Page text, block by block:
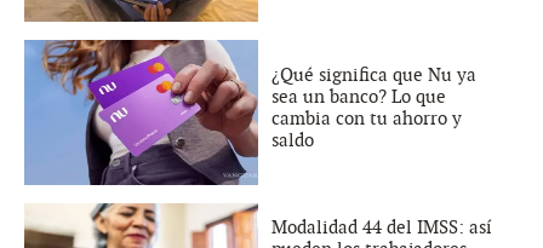
¿Qué significa que Nu ya
sea un banco? Lo que
cambia con tu ahorro y
saldo
Modalidad 44 del IMSS: así